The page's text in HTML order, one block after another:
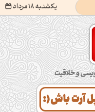
یکشنبه 18 مرداد